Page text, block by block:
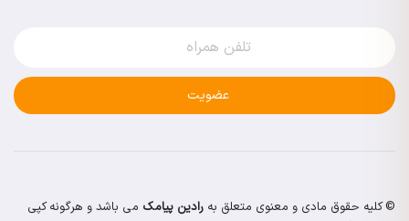
عضویت
© کلیه حقوق مادی و معنوی متعلق به رادین پیامک می باشد و هرگونه کپی